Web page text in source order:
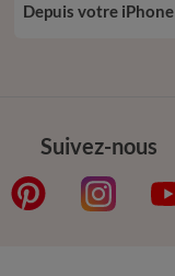
Suivez-nous
Depuis votre iPhone